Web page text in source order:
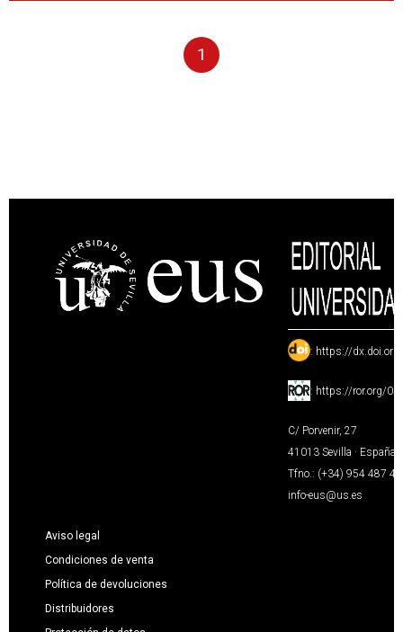
1
: https://
: https://ror.org/
C/ Porvenir, 27
41013 Sevilla · España
Tfno.: (+34) 954 487
info-eus@us.es
Aviso legal
Condiciones de venta
Política de devoluciones
Distribuidores